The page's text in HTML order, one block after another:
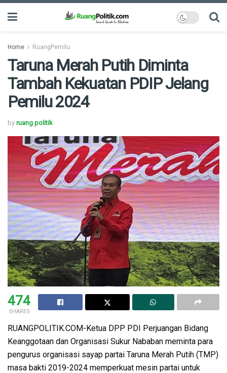
Home RuangPemilu
Taruna Merah Putih Diminta
Tambah Kekuatan PDIP Jelang
Pemilu 2024
by ruang politik
474
SHARES
RUANGPOLITIK.COM-Ketua DPP PDI Perjuangan Bidang
Keanggotaan dan Organisasi Sukur Nababan meminta para
pengurus organisasi sayap partai Taruna Merah Putih (TMP)
masa bakti 2019-2024 memperkuat mesin partai untuk